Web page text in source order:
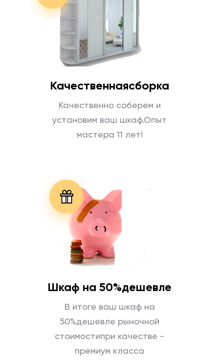
Качественнаясборка
Качественно соберем и
установим ваш шкаф.Опыт
мастера 11 лет!
Шкаф на 50%дешевле
В итоге ваш шкаф на
50%дешевле рыночной
стоимостипри качестве -
премиум класса